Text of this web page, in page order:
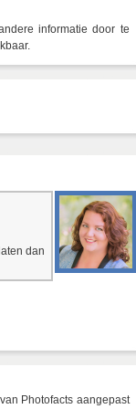
informatie door te
dan
Photofacts aangepast